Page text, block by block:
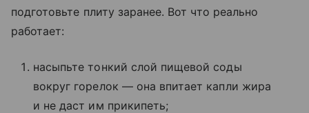
подготовьте плиту заранее. Вот что реально
работает:
насыпьте тонкий слой пищевой соды
вокруг горелок — она впитает капли жира
и не даст им прикипеть;